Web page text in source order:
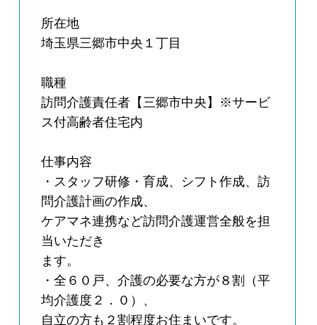
所在地
埼玉県三郷市中央１丁目
職種
訪問介護責任者【三郷市中央】※サービ
ス付高齢者住宅内
仕事内容
・スタッフ研修・育成、シフト作成、訪
問介護計画の作成、
ケアマネ連携など訪問介護運営全般を担
当いただき
ます。
・全６０戸、介護の必要な方が８割（平
均介護度２．０）、
自立の方も２割程度お住まいです。